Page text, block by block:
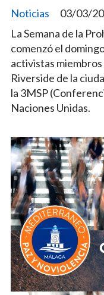
Noticias
03/03/
La Semana de la
comenzó el
activistas
Riverside de la
la 3MSP
Naciones Unidas.